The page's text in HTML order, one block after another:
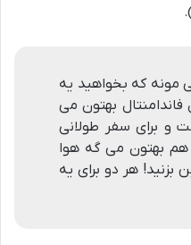
مونه که بخواهید یه
بهتون می
و برای سفر طولانی
هم بهتون می گه هوا
بزنید! هر دو برای یه